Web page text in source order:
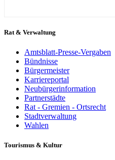
Rat & Verwaltung
Amtsblatt-Presse-Vergaben
Bündnisse
Bürgermeister
Karriereportal
Neubürgerinformation
Partnerstädte
Rat - Gremien - Ortsrecht
Stadtverwaltung
Wahlen
Tourismus & Kultur